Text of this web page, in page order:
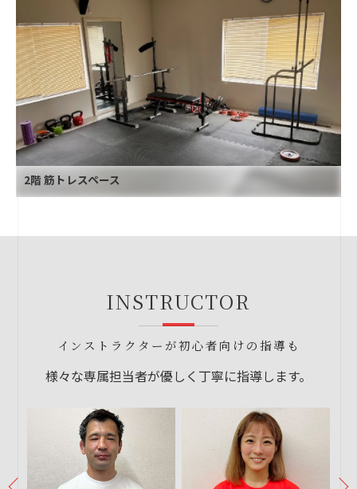
2階 筋トレスペース
インストラクターが初心者向けの指導も
INSTRUCTOR
様々な専属担当者が優しく丁寧に指導します。